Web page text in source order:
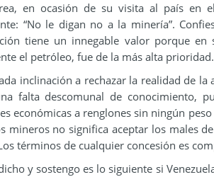
en ocasión de su visita al país
“No le digan no a la minería”.
tiene un innegable valor porque
el petróleo, fue de la más alta prioridad.
inclinación a rechazar la realidad de
falta descomunal de conocimiento,
económicas a renglones sin ningún
mineros no significa aceptar los males
términos de cualquier concesión es
y sostengo es lo siguiente si